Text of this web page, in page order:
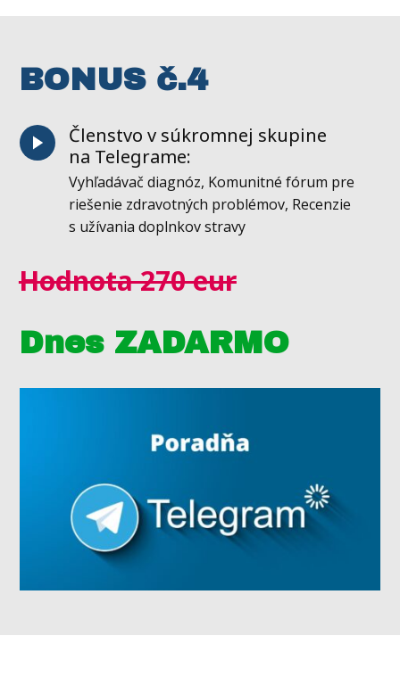
BONUS č.4
Členstvo v súkromnej skupine
na Telegrame:
Vyhľadávač diagnóz, Komunitné fórum pre
riešenie zdravotných problémov, Recenzie
s užívania doplnkov stravy
Hodnota 270 eur
Dnes ZADARMO